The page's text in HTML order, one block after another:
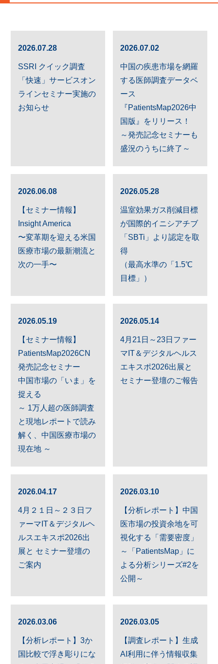
2026.07.28
SSRI クイック調査
「快速」サービスオン
ラインセミナー実施の
お知らせ
2026.07.02
中国の疾患市場を網羅
する医師調査データベ
ース
『PatientsMap2026中
国版』をリリース！
～発売記念セミナーも
盛況のうちに終了～
2026.06.08
【セミナー情報】
Insight America
〜変革期を迎える米国
医療市場の最新潮流と
次の一手〜
2026.05.28
温室効果ガス削減目標
が国際的イニシアチブ
「SBTi」より認定を取
得
（最高水準の「1.5℃
目標」）
2026.05.19
【セミナー情報】
PatientsMap2026CN
発売記念セミナー
中国市場の「いま」を
捉える
～ 1万人超の医師調査
と現地レポートで読み
解く、中国医療市場の
現在地 ～
2026.05.14
4月21日～23日ファー
マIT＆デジタルヘルス
エキスポ2026出展と
セミナー登壇のご報告
2026.04.17
4月２１日～２３日フ
ァーマIT＆デジタルヘ
ルスエキスポ2026出
展と セミナー登壇の
ご案内
2026.03.10
【分析レポート】中国
医市場の投資余地を可
視化する「需要密度」
～「PatientsMap」に
よる分析シリーズ#2を
公開～
2026.03.06
【分析レポート】3か
国比較で浮き彫りにな
2026.03.05
【調査レポート】生成
AI利用に伴う情報収集